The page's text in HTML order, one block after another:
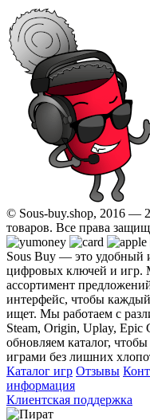
© Sous-buy.shop, 2016 —
товаров. Все права
Sous Buy — это удобный
цифровых ключей и игр.
ассортимент
интерфейс, чтобы
ищет. Мы работаем с
Steam, Origin, Uplay, Epic
обновляем каталог,
играми без лишних
Каталог игр Отзывы
информация
Клиентская поддержка